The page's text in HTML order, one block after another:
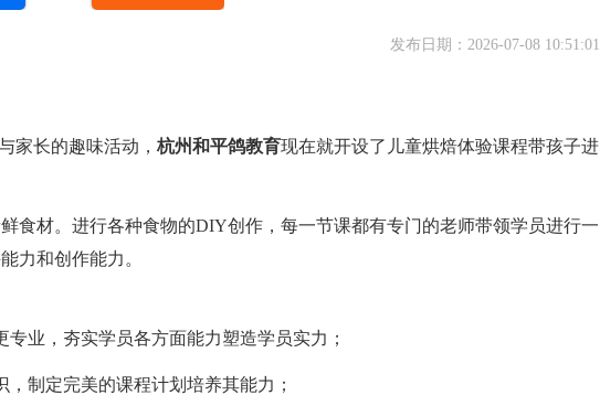
发布日期：2026-07-08 10:51:01
家长的趣味活动， 杭州和平鸽教育现在就开设了儿童烘焙体验课程带孩子进
食材。进行各种食物的DIY创作，每一节课都有专门的老师带领学员进行一
力和创作能力。
业，夯实学员各方面能力塑造学员实力；
制定完美的课程计划培养其能力；